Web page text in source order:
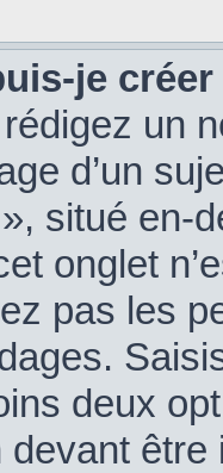
je
un
d’un
situé en-
onglet
pas les
deux
devant